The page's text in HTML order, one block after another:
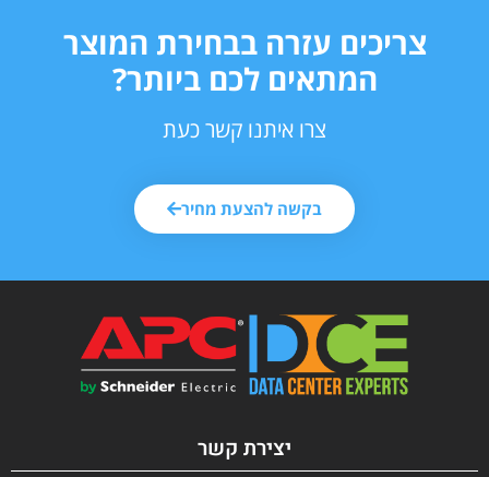
צריכים עזרה בבחירת המוצר
המתאים לכם ביותר?
צרו איתנו קשר כעת
בקשה להצעת מחיר
יצירת קשר